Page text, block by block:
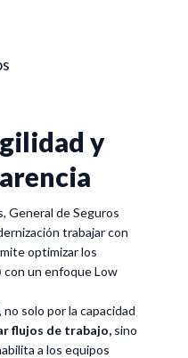
y
General de Seguros
trabajar con
optimizar los
con un enfoque Low
solo por la capacidad
flujos de trabajo, sino
a los equipos